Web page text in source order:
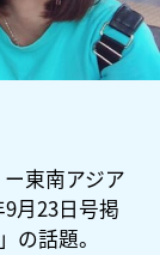
東南アジア
月23日号掲
の話題。